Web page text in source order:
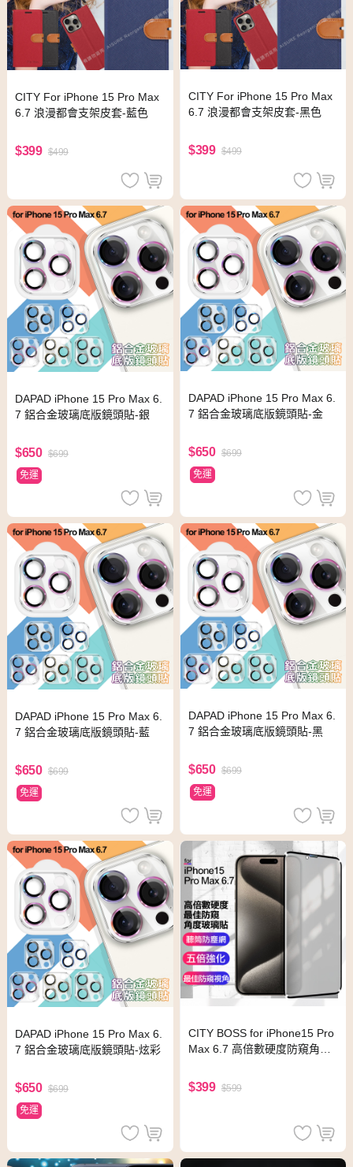
CITY For iPhone 15 Pro Max
6.7 浪漫都會支架皮套-藍色
$399 $499
CITY For iPhone 15 Pro Max
6.7 浪漫都會支架皮套-黑色
$399 $499
DAPAD iPhone 15 Pro Max 6.
7 鋁合金玻璃底版鏡頭貼-銀
$650 $699
免運
DAPAD iPhone 15 Pro Max 6.
7 鋁合金玻璃底版鏡頭貼-金
$650 $699
免運
DAPAD iPhone 15 Pro Max 6.
7 鋁合金玻璃底版鏡頭貼-藍
$650 $699
免運
DAPAD iPhone 15 Pro Max 6.
7 鋁合金玻璃底版鏡頭貼-黑
$650 $699
免運
DAPAD iPhone 15 Pro Max 6.
7 鋁合金玻璃底版鏡頭貼-炫彩
$650 $699
免運
CITY BOSS for iPhone15 Pro
Max 6.7 高倍數硬度防窺角度
$399 $599